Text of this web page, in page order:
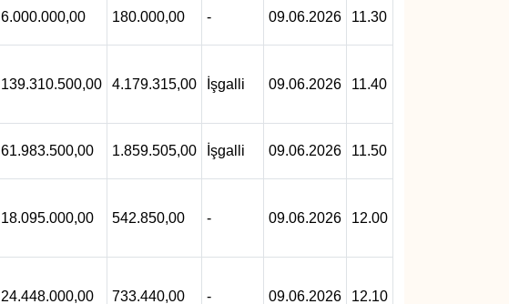
6.000.000,00 180.000,00 - 09.06.2026 11.30
139.310.500,00 4.179.315,00 İşgalli 09.06.2026 11.40
61.983.500,00 1.859.505,00 İşgalli 09.06.2026 11.50
18.095.000,00 542.850,00 - 09.06.2026 12.00
24.448.000,00 733.440,00 - 09.06.2026 12.10